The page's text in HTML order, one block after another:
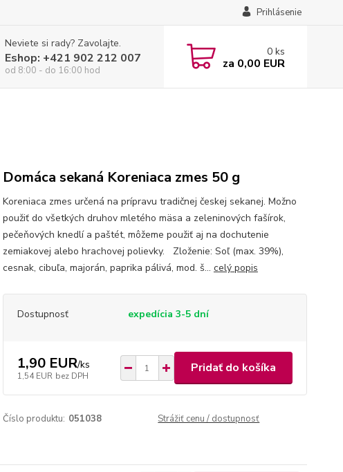
Prihlásenie
Neviete si rady? Zavolajte.
Eshop: +421 902 212 007
od 8:00 - do 16:00 hod
0 ks
za 0,00 EUR
Domáca sekaná Koreniaca zmes 50 g
Koreniaca zmes určená na prípravu tradičnej českej sekanej. Možno
použiť do všetkých druhov mletého mäsa a zeleninových fašírok,
pečeňových knedlí a paštét, môžeme použiť aj na dochutenie
zemiakovej alebo hrachovej polievky. Zloženie: Soľ (max. 39%),
cesnak, cibuľa, majorán, paprika pálivá, mod. š... celý popis
Dostupnosť expedícia 3-5 dní
1,90 EUR/ks
1,54 EUR bez DPH
Pridať do košíka
Číslo produktu: 051038 Strážiť cenu / dostupnosť